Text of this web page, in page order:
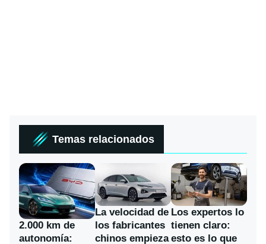
Temas relacionados
2.000 km de
autonomía:
La velocidad de
los fabricantes
chinos empieza
Los expertos lo
tienen claro:
esto es lo que